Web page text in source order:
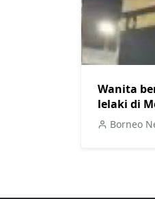
Wanita
lelaki di
Borneo